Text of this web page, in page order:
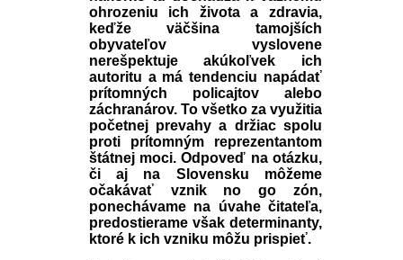
ohrozeniu ich života a zdravia,
keďže väčšina tamojších
obyvateľov vyslovene
nerešpektuje akúkoľvek ich
autoritu a má tendenciu napádať
prítomných policajtov alebo
záchranárov. To všetko za využitia
početnej prevahy a držiac spolu
proti prítomným reprezentantom
štátnej moci. Odpoveď na otázku,
či aj na Slovensku môžeme
očakávať vznik no go zón,
ponechávame na úvahe čitateľa,
predostierame však determinanty,
ktoré k ich vzniku môžu prispieť.